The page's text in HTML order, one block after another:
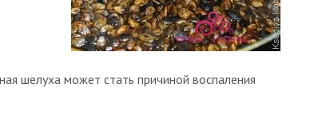
шелуха может стать причиной воспаления